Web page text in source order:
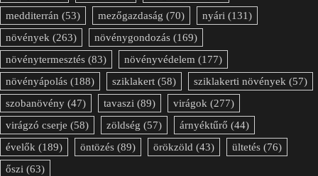
medditerrán (53) mezőgazdaság (70) nyári (131)
növények (263) növénygondozás (169)
növénytermesztés (83) növényvédelem (177)
növényápolás (188) sziklakert (58) sziklakerti növények (57)
szobanövény (47) tavaszi (89) virágok (277)
virágzó cserje (58) zöldség (57) árnyéktűrő (44)
évelők (189) öntözés (89) örökzöld (43) ültetés (76)
őszi (63)